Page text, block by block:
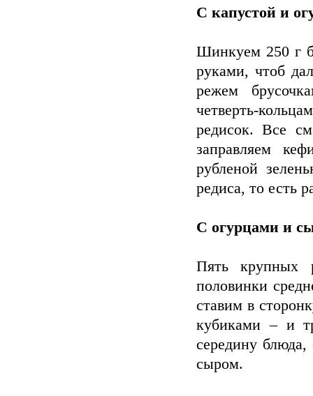
С капустой и
Шинкуем 250 г
руками, чтоб
режем
четверть-
редисок. Все
заправляем
рубленой
редиса, то есть
С огурцами и
Пять крупных
половинки
ставим в
кубиками – и
середину
сыром.